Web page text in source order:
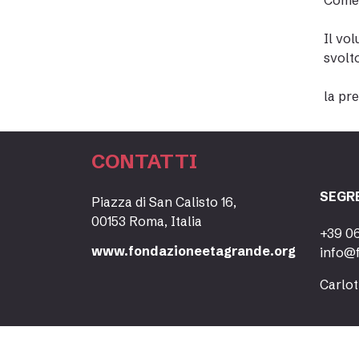
Il
la
CONTATTI
Piazza di San Calisto 16,
00153 Roma, Italia
www.fondazioneetagrande.org
+39